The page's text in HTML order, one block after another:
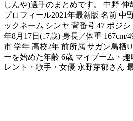
しんや)選手のまとめです。 中野 伸
プロフィール2021年最新版 名前 中
ックネーム シンヤ 背番号 47 ポジ
年8月17日(17歳) 身長／体重 167cm/
市 学年 高校2年 前所属 サガン鳥栖
ーを始めた年齢 6歳 マイブーム・
レント・歌手・女優 永野芽郁さん